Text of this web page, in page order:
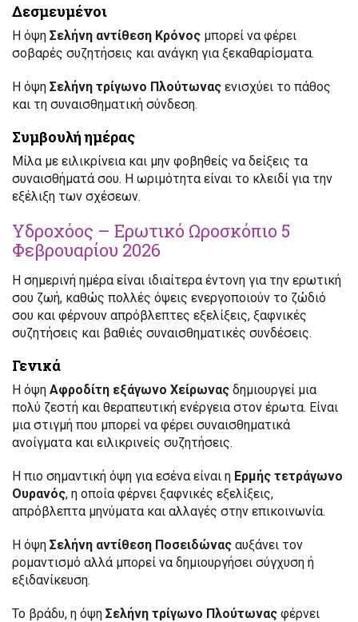
Δεσμευμένοι
Η όψη Σελήνη αντίθεση Κρόνος μπορεί να φέρει
σοβαρές συζητήσεις και ανάγκη για ξεκαθαρίσματα.
Η όψη Σελήνη τρίγωνο Πλούτωνας ενισχύει το πάθος
και τη συναισθηματική σύνδεση.
Συμβουλή ημέρας
Μίλα με ειλικρίνεια και μην φοβηθείς να δείξεις τα
συναισθήματά σου. Η ωριμότητα είναι το κλειδί για την
εξέλιξη των σχέσεων.
Υδροχόος – Ερωτικό Ωροσκόπιο 5
Φεβρουαρίου 2026
Η σημερινή ημέρα είναι ιδιαίτερα έντονη για την ερωτική
σου ζωή, καθώς πολλές όψεις ενεργοποιούν το ζώδιό
σου και φέρνουν απρόβλεπτες εξελίξεις, ξαφνικές
συζητήσεις και βαθιές συναισθηματικές συνδέσεις.
Γενικά
Η όψη Αφροδίτη εξάγωνο Χείρωνας δημιουργεί μια
πολύ ζεστή και θεραπευτική ενέργεια στον έρωτα. Είναι
μια στιγμή που μπορεί να φέρει συναισθηματικά
ανοίγματα και ειλικρινείς συζητήσεις.
Η πιο σημαντική όψη για εσένα είναι η Ερμής τετράγωνο
Ουρανός, η οποία φέρνει ξαφνικές εξελίξεις,
απρόβλεπτα μηνύματα και αλλαγές στην επικοινωνία.
Η όψη Σελήνη αντίθεση Ποσειδώνας αυξάνει τον
ρομαντισμό αλλά μπορεί να δημιουργήσει σύγχυση ή
εξιδανίκευση.
Το βράδυ, η όψη Σελήνη τρίγωνο Πλούτωνας φέρνει